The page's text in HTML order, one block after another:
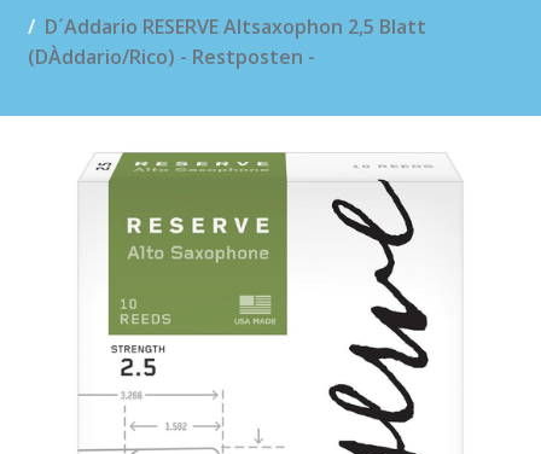
D´Addario RESERVE Altsaxophon 2,5 Blatt
(DÀddario/Rico) - Restposten -